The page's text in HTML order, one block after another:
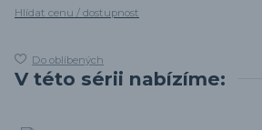
Hlídat cenu / dostupnost
Do oblíbených
V této sérii nabízíme: